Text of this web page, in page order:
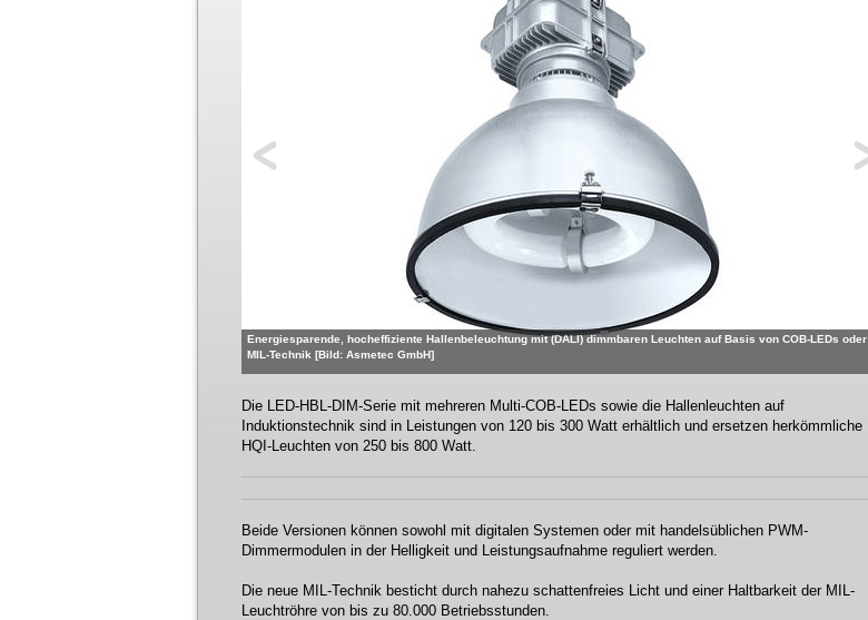
Energiesparende, hocheffiziente Hallenbeleuchtung mit (DALI) dimmbaren Leuchten auf Basis von COB-LEDs oder
MIL-Technik [Bild: Asmetec GmbH]
Die LED-HBL-DIM-Serie mit mehreren Multi-COB-LEDs sowie die Hallenleuchten auf
Induktionstechnik sind in Leistungen von 120 bis 300 Watt erhältlich und ersetzen herkömmliche
HQI-Leuchten von 250 bis 800 Watt.
Beide Versionen können sowohl mit digitalen Systemen oder mit handelsüblichen PWM-
Dimmermodulen in der Helligkeit und Leistungsaufnahme reguliert werden.
Die neue MIL-Technik besticht durch nahezu schattenfreies Licht und einer Haltbarkeit der MIL-
Leuchtröhre von bis zu 80.000 Betriebsstunden.